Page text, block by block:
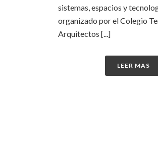
sistemas, espacios y
organizado por el Colegio
Arquitectos [...]
LEER MAS